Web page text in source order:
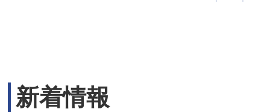
新着情報